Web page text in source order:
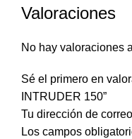
Valoraciones
No hay valoraciones
Sé el primero en
INTRUDER 150”
Tu dirección de
Los campos